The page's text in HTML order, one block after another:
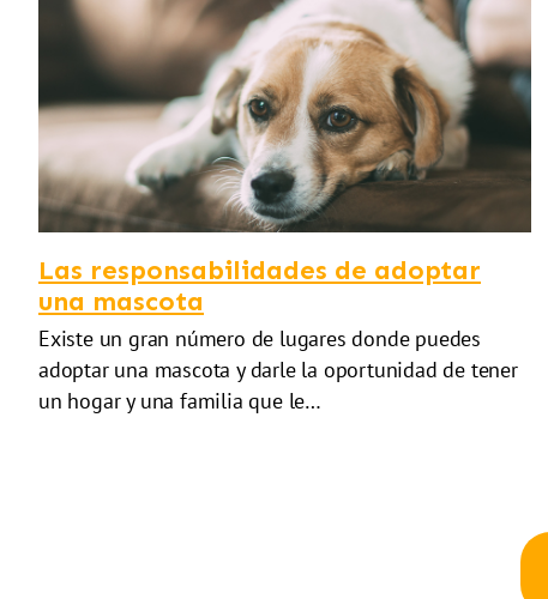
Las responsabilidades de adoptar
una mascota
Existe un gran número de lugares donde puedes
adoptar una mascota y darle la oportunidad de tener
un hogar y una familia que le…